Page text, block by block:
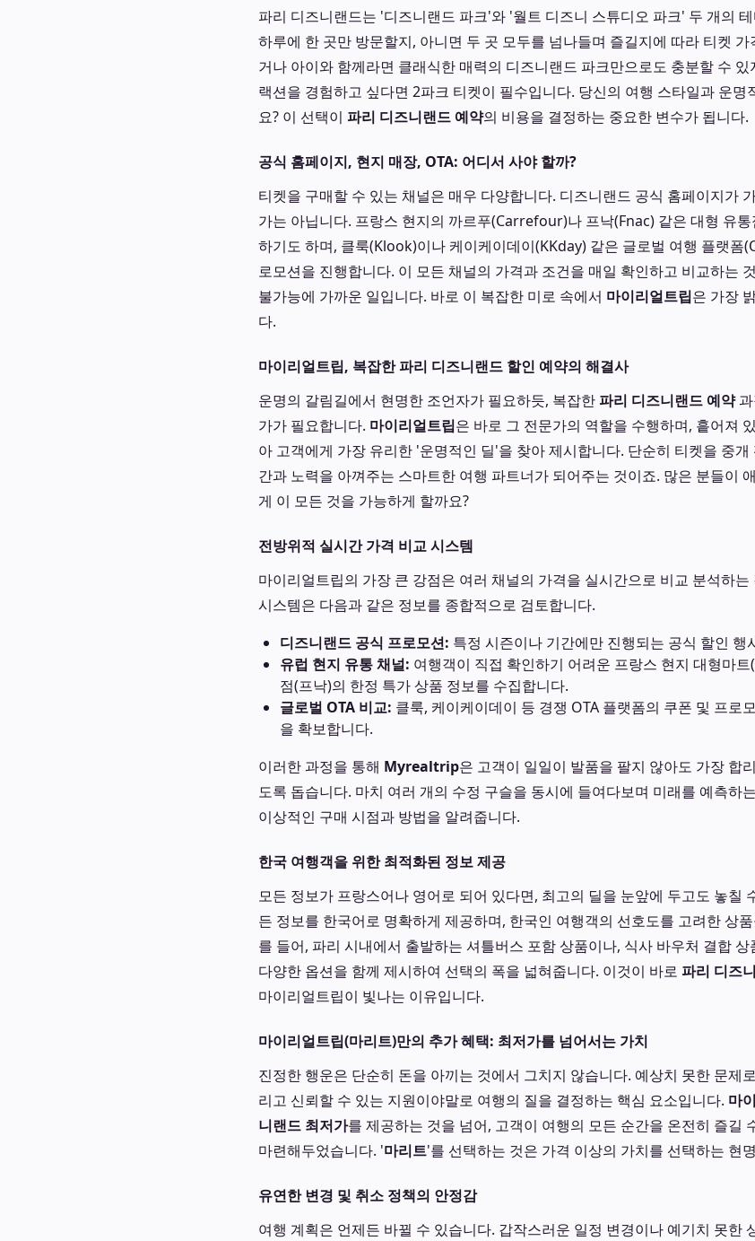
파리 디즈니랜드는 '디즈니랜드 파크'와 '월트 디즈니 스튜디오 파크' 두 개의
하루에 한 곳만 방문할지, 아니면 두 곳 모두를 넘나들며 즐길지에 따라 티켓
거나 아이와 함께라면 클래식한 매력의 디즈니랜드 파크만으로도 충분할 수
랙션을 경험하고 싶다면 2파크 티켓이 필수입니다. 당신의 여행 스타일과 운명
요? 이 선택이 파리 디즈니랜드 예약의 비용을 결정하는 중요한 변수가 됩니다.
공식 홈페이지, 현지 매장, OTA: 어디서 사야 할까?
티켓을 구매할 수 있는 채널은 매우 다양합니다. 디즈니랜드 공식 홈페이지가
가는 아닙니다. 프랑스 현지의 까르푸(Carrefour)나 프낙(Fnac) 같은 대형 유
하기도 하며, 클룩(Klook)이나 케이케이데이(KKday) 같은 글로벌 여행 플랫폼
로모션을 진행합니다. 이 모든 채널의 가격과 조건을 매일 확인하고 비교하는
불가능에 가까운 일입니다. 바로 이 복잡한 미로 속에서 마이리얼트립은 가장
다.
마이리얼트립, 복잡한 파리 디즈니랜드 할인 예약의 해결사
운명의 갈림길에서 현명한 조언자가 필요하듯, 복잡한파리 디즈니랜드 예약과
가가 필요합니다. 마이리얼트립은 바로 그 전문가의 역할을 수행하며, 흩어져
아 고객에게 가장 유리한 '운명적인 딜'을 찾아 제시합니다. 단순히 티켓을 중
간과 노력을 아껴주는 스마트한 여행 파트너가 되어주는 것이죠. 많은 분들이
게 이 모든 것을 가능하게 할까요?
전방위적 실시간 가격 비교 시스템
마이리얼트립의 가장 큰 강점은 여러 채널의 가격을 실시간으로 비교 분석하
시스템은 다음과 같은 정보를 종합적으로 검토합니다.
디즈니랜드 공식 프로모션: 특정 시즌이나 기간에만 진행되는 공식 할인 행
유럽 현지 유통 채널: 여행객이 직접 확인하기 어려운 프랑스 현지 대형마
점(프낙)의 한정 특가 상품 정보를 수집합니다.
글로벌 OTA 비교: 클룩, 케이케이데이 등 경쟁 OTA 플랫폼의 쿠폰 및 프로
을 확보합니다.
이러한 과정을 통해 Myrealtrip은 고객이 일일이 발품을 팔지 않아도 가장 합
도록 돕습니다. 마치 여러 개의 수정 구슬을 동시에 들여다보며 미래를 예측하
이상적인 구매 시점과 방법을 알려줍니다.
한국 여행객을 위한 최적화된 정보 제공
모든 정보가 프랑스어나 영어로 되어 있다면, 최고의 딜을 눈앞에 두고도 놓칠
든 정보를 한국어로 명확하게 제공하며, 한국인 여행객의 선호도를 고려한 상
를 들어, 파리 시내에서 출발하는 셔틀버스 포함 상품이나, 식사 바우처 결합
다양한 옵션을 함께 제시하여 선택의 폭을 넓혀줍니다. 이것이 바로 파리 디즈
마이리얼트립이 빛나는 이유입니다.
마이리얼트립(마리트)만의 추가 혜택: 최저가를 넘어서는 가치
진정한 행운은 단순히 돈을 아끼는 것에서 그치지 않습니다. 예상치 못한 문제
리고 신뢰할 수 있는 지원이야말로 여행의 질을 결정하는 핵심 요소입니다. 마
니랜드 최저가를 제공하는 것을 넘어, 고객이 여행의 모든 순간을 온전히 즐길
마련해두었습니다. '마리트'를 선택하는 것은 가격 이상의 가치를 선택하는 현
유연한 변경 및 취소 정책의 안정감
여행 계획은 언제든 바뀔 수 있습니다. 갑작스러운 일정 변경이나 예기치 못한